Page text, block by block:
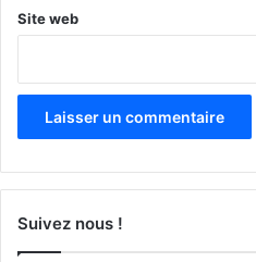
Site web
Suivez nous !